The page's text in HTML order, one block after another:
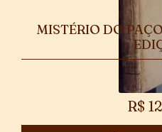
MISTÉRIO DO
R$